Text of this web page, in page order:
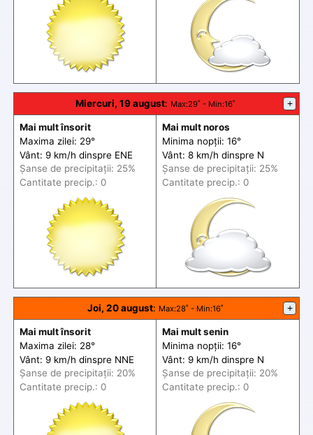
Miercuri, 19 august: Max:29˚ - Min:16˚ +
Mai mult însorit
Maxima zilei: 29°
Vânt: 9 km/h dinspre ENE
Șanse de precipitații: 25%
Cantitate precip.: 0
Mai mult noros
Minima nopții: 16°
Vânt: 8 km/h dinspre N
Șanse de precipitații: 25%
Cantitate precip.: 0
Joi, 20 august: Max:28˚ - Min:16˚ +
Mai mult însorit
Maxima zilei: 28°
Vânt: 9 km/h dinspre NNE
Șanse de precipitații: 20%
Cantitate precip.: 0
Mai mult senin
Minima nopții: 16°
Vânt: 9 km/h dinspre N
Șanse de precipitații: 20%
Cantitate precip.: 0